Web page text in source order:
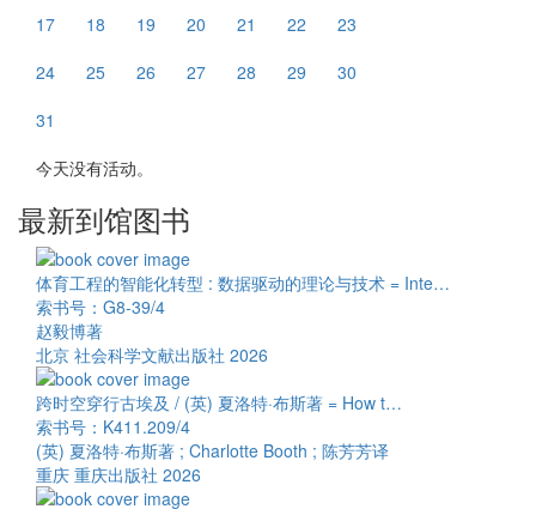
17
18 19 20 21 22
23
24
25 26 27 28 29
30
31
今天没有活动。
最新到馆图书
体育工程的智能化转型 : 数据驱动的理论与技术 = Inte…
索书号：G8-39/4
赵毅博著
北京 社会科学文献出版社 2026
跨时空穿行古埃及 / (英) 夏洛特·布斯著 = How t…
索书号：K411.209/4
(英) 夏洛特·布斯著 ; Charlotte Booth ; 陈芳芳译
重庆 重庆出版社 2026